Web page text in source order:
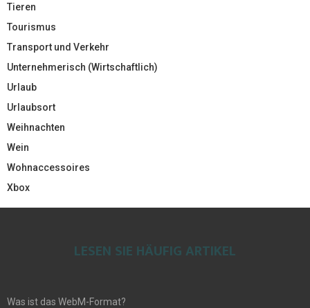
Tieren
Tourismus
Transport und Verkehr
Unternehmerisch (Wirtschaftlich)
Urlaub
Urlaubsort
Weihnachten
Wein
Wohnaccessoires
Xbox
LESEN SIE HÄUFIG ARTIKEL
Was ist das WebM-Format?